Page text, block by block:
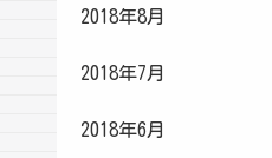
2018年8月
2018年7月
2018年6月